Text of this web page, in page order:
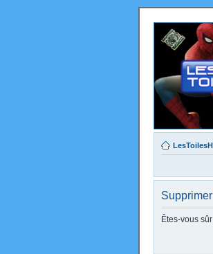
Êtes-vous